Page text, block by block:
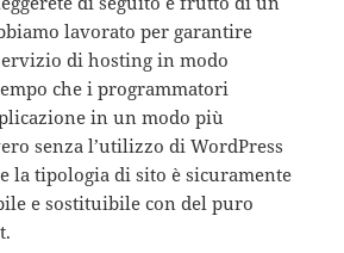
lavorato per garantire
di hosting in modo
che i programmatori
in un modo più
senza l’utilizzo di WordPress
la tipologia di sito è sicuramente
e sostituibile con del puro